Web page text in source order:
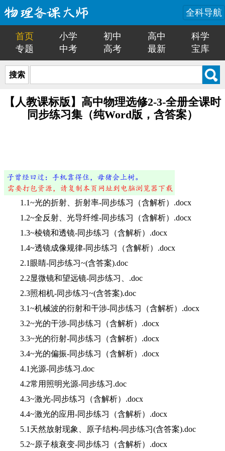
全科导航
首页 小学 初中 高中
科学
专题
中考 高考 最新 宝库
搜索
【人教课标版】高中物理选修2-3-全册全课时
同步练习集（纯Word版，含答案）
1.1~光的折射、折射率-同步练习（含解析）.docx
1.2~全反射、光导纤维-同步练习（含解析）.docx
1.3~棱镜和透镜-同步练习（含解析）.docx
1.4~透镜成像规律-同步练习（含解析）.docx
2.1眼睛-同步练习~(含答案).doc
2.2显微镜和望远镜-同步练习、.doc
2.3照相机-同步练习~(含答案).doc
3.1~机械波的衍射和干涉-同步练习（含解析）.docx
3.2~光的干涉-同步练习（含解析）.docx
3.3~光的衍射-同步练习（含解析）.docx
3.4~光的偏振-同步练习（含解析）.docx
4.1光源-同步练习.doc
4.2常用照明光源-同步练习.doc
4.3~激光-同步练习（含解析）.docx
4.4~激光的应用-同步练习（含解析）.docx
5.1天然放射现象、原子结构-同步练习(含答案).doc
5.2~原子核衰变-同步练习（含解析）.docx